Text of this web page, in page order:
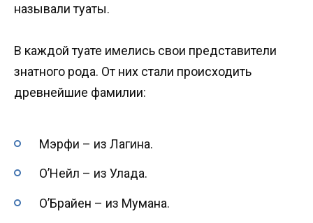
называли туаты.
В каждой туате имелись свои представители
знатного рода. От них стали происходить
древнейшие фамилии:
Мэрфи – из Лагина.
О’Нейл – из Улада.
О’Брайен – из Мумана.